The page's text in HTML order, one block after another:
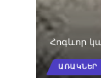
Հոգևոր
ԱՌԱԿՆԵՐ